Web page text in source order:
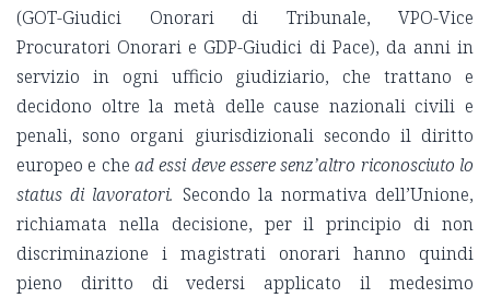
(GOT-Giudici Onorari di Tribunale, VPO-Vice
Procuratori Onorari e GDP-Giudici di Pace), da anni in
servizio in ogni ufficio giudiziario, che trattano e
decidono oltre la metà delle cause nazionali civili e
penali, sono organi giurisdizionali secondo il diritto
europeo e che ad essi deve essere senz’altro riconosciuto lo
status di lavoratori. Secondo la normativa dell’Unione,
richiamata nella decisione, per il principio di non
discriminazione i magistrati onorari hanno quindi
pieno diritto di vedersi applicato il medesimo